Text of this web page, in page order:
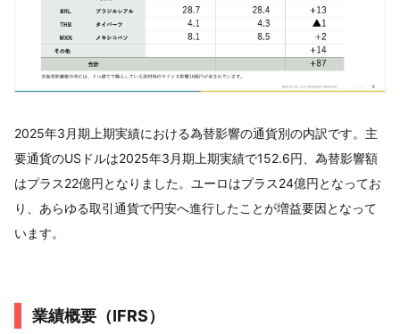
2025年3月期上期実績における為替影響の通貨別の内訳です。主
要通貨のUSドルは2025年3月期上期実績で152.6円、為替影響額
はプラス22億円となりました。ユーロはプラス24億円となってお
り、あらゆる取引通貨で円安へ進行したことが増益要因となって
います。
業績概要（IFRS）